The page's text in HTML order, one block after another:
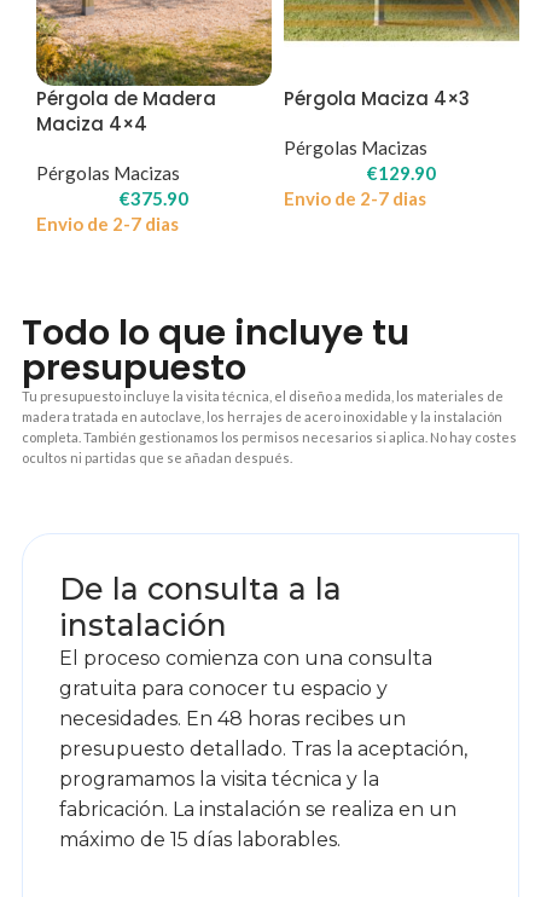
Pérgola de Madera
Maciza 4×4
Pérgolas Macizas
€375.90
Envio de 2-7 dias
Pérgola Maciza 4×3
Pérgolas Macizas
€129.90
Envio de 2-7 dias
Todo lo que incluye tu
presupuesto
Tu presupuesto incluye la visita técnica, el diseño a medida, los materiales de
madera tratada en autoclave, los herrajes de acero inoxidable y la instalación
completa. También gestionamos los permisos necesarios si aplica. No hay costes
ocultos ni partidas que se añadan después.
De la consulta a la
instalación
El proceso comienza con una consulta
gratuita para conocer tu espacio y
necesidades. En 48 horas recibes un
presupuesto detallado. Tras la aceptación,
programamos la visita técnica y la
fabricación. La instalación se realiza en un
máximo de 15 días laborables.